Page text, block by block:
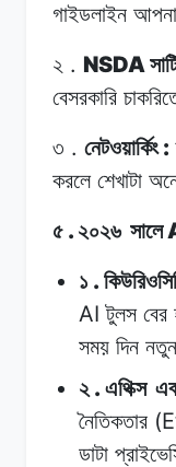
গাইডলাইন
২ . NSDA
বেসরকারি
৩ . নেটওয়ার্কিং:
করলে শেখাটা
৫ . ২০২৬ সালে
১ .
AIটুলস বের
সময় দিন নতুন
২ . এথিক্স
নৈতিকতার
ডাটা